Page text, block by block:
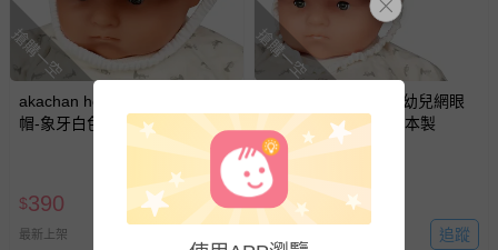
搶購一空
akachan honpo - 小耳朵棒球
帽-象牙白色
$390
最新上架
搶購一空
akachan honpo - 嬰幼兒網眼
棒球帽-動物-藍色-日本製
650
追蹤